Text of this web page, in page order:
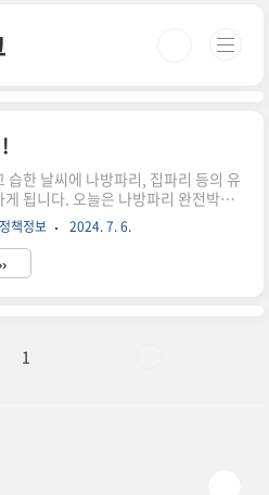
습한 날씨에 나방파리, 집파리 등의 유
게 됩니다. 오늘은 나방파리 완전박
방하는 법에 대해 알아볼게요! 여름
레 "나방파리" 퇴치 및 예방법 ✅ 나
> 1 유충 -> 번데기 -> 2 성충 나방파리
징그러운 벌레지만 모기처럼 피를 빨
살균제로 청소하기 2. 끓는 물을 배수
책정보 2024. 7. 6.
1